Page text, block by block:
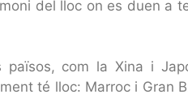
del lloc on es duen a
com la Xina i
té lloc: Marroc i Gran